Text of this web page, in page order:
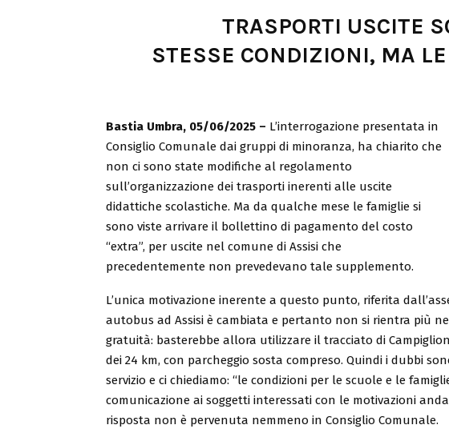
TRASPORTI USCITE
STESSE CONDIZIONI, MA
Bastia Umbra, 05/06/2025 – L’interrogazione presentata in
Consiglio Comunale dai gruppi di minoranza, ha chiarito che
non ci sono state modifiche al regolamento
sull’organizzazione dei trasporti inerenti alle uscite
didattiche scolastiche. Ma da qualche mese le famiglie si
sono viste arrivare il bollettino di pagamento del costo
“extra”, per uscite nel comune di Assisi che
precedentemente non prevedevano tale supplemento.
L’unica motivazione inerente a questo punto, riferita
autobus ad Assisi è cambiata e pertanto non si rientra più
gratuità: basterebbe allora utilizzare il tracciato di
dei 24 km, con parcheggio sosta compreso. Quindi i dubbi
servizio e ci chiediamo: “le condizioni per le scuole e le
comunicazione ai soggetti interessati con le motivazioni
risposta non è pervenuta nemmeno in Consiglio Comunale.